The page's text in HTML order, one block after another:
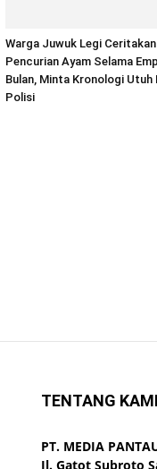
Warga Juwuk Legi
Pencurian Ayam Selama
Bulan, Minta Kronologi Utuh
Polisi
TENTANG KAMI
PT. MEDIA
Jl. Gatot Subroto